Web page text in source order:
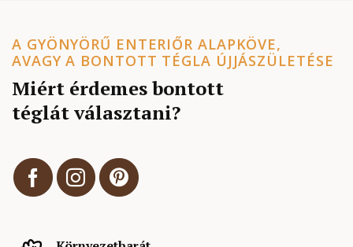
A GYÖNYÖRŰ ENTERIŐR ALAPKÖVE,
AVAGY A BONTOTT TÉGLA ÚJJÁSZÜLETÉSE
Miért érdemes bontott
téglát választani?